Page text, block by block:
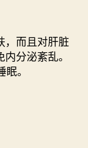
，而且对肝脏
分泌紊乱。
。